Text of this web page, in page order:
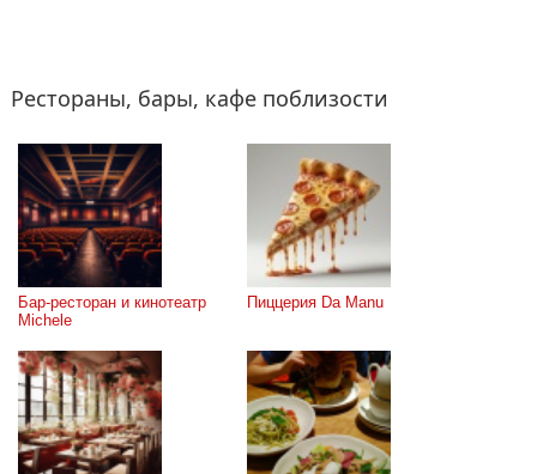
Рестораны, бары, кафе поблизости
Бар-ресторан и кинотеатр
Michele
Пиццерия Da Manu